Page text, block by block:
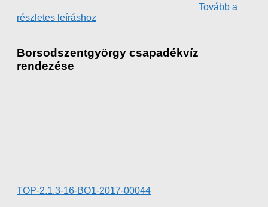
Tovább a
részletes leíráshoz
Borsodszentgyörgy csapadékvíz
rendezése
TOP-2.1.3-16-BO1-2017-00044